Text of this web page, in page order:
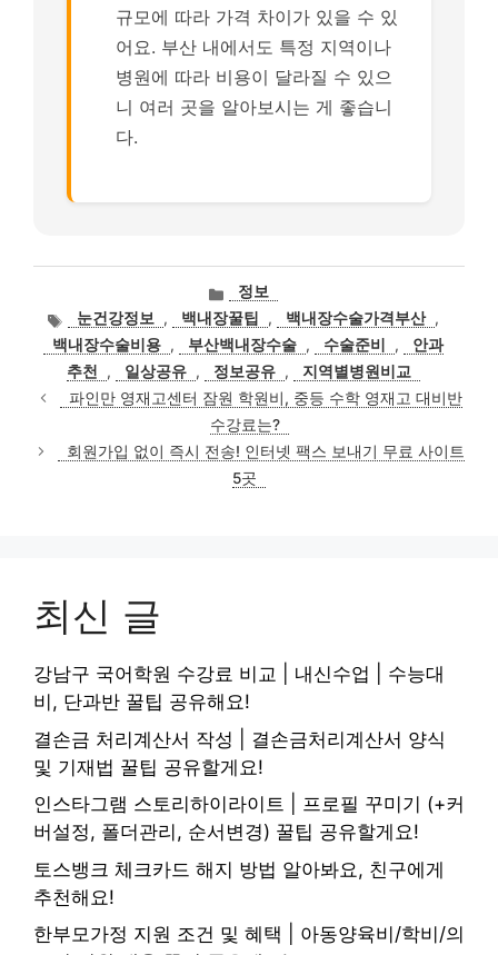
규모에 따라 가격 차이가 있을 수 있
어요. 부산 내에서도 특정 지역이나
병원에 따라 비용이 달라질 수 있으
니 여러 곳을 알아보시는 게 좋습니
다.
카
테
고
리
정보
태
그
눈건강정보 , 백내장꿀팁 , 백내장수술가격부산 ,
백내장수술비용 , 부산백내장수술 , 수술준비 ,
안과
추천
, 일상공유 , 정보공유 ,
지역별병원비교
파인만 영재고센터 잠원 학원비, 중등 수학 영재고 대비반
수강료는?
회원가입 없이 즉시 전송! 인터넷 팩스 보내기 무료 사이트
5곳
최신 글
강남구 국어학원 수강료 비교 | 내신수업 | 수능대
비, 단과반 꿀팁 공유해요!
결손금 처리계산서 작성 | 결손금처리계산서 양식
및 기재법 꿀팁 공유할게요!
인스타그램 스토리하이라이트 | 프로필 꾸미기 (+커
버설정, 폴더관리, 순서변경) 꿀팁 공유할게요!
토스뱅크 체크카드 해지 방법 알아봐요, 친구에게
추천해요!
한부모가정 지원 조건 및 혜택 | 아동양육비/학비/의